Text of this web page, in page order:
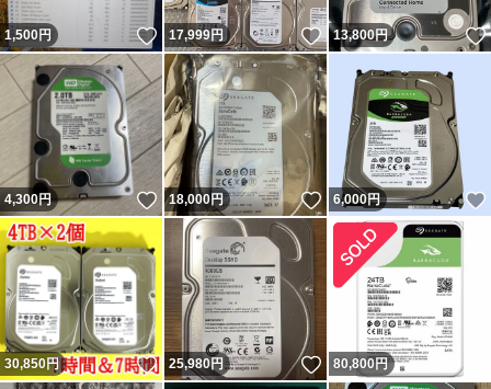
1,500円 いいね！
17,999円 いいね！
13,800円
4,300円 いいね！
18,000円 いいね！
6,000円
30,850円 いいね！
25,980円 いいね！
80,800円